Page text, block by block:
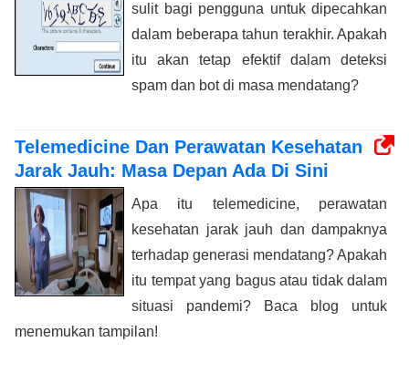
sulit bagi pengguna untuk dipecahkan
dalam beberapa tahun terakhir. Apakah
itu akan tetap efektif dalam deteksi
spam dan bot di masa mendatang?
Telemedicine Dan Perawatan Kesehatan
Jarak Jauh: Masa Depan Ada Di Sini
Apa itu telemedicine, perawatan
kesehatan jarak jauh dan dampaknya
terhadap generasi mendatang? Apakah
itu tempat yang bagus atau tidak dalam
situasi pandemi? Baca blog untuk
menemukan tampilan!